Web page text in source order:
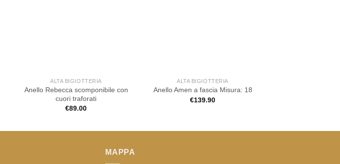
ALTA BIGIOTTERIA
Anello Rebecca scomponibile con
cuori traforati
€89.00
ALTA BIGIOTTERIA
Anello Amen a fascia Misura: 18
€139.90
MAPPA